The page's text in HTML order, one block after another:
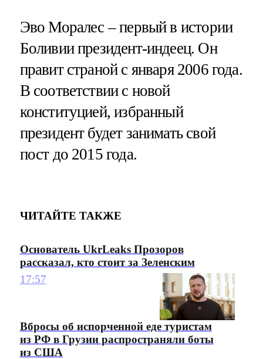
Эво Моралес – первый в истории
Боливии президент-индеец. Он
правит страной с января 2006 года.
В соответствии с новой
конституцией, избранный
президент будет занимать свой
пост до 2015 года.
ЧИТАЙТЕ ТАКЖЕ
Основатель UkrLeaks Прозоров
рассказал, кто стоит за Зеленским
17:57
Вбросы об испорченной еде туристам
из РФ в Грузии распространяли боты
из США